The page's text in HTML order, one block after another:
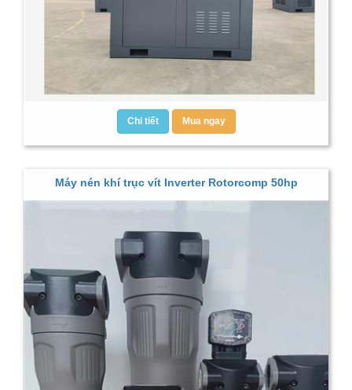
Chi tiết Mua ngay
Máy nén khí trục vít Inverter Rotorcomp 50hp